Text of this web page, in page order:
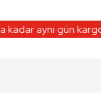
aynı gün kargo